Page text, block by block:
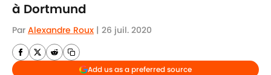
à Dortmund
Par Alexandre Roux | 26 juil. 2020
Add us as a preferred source